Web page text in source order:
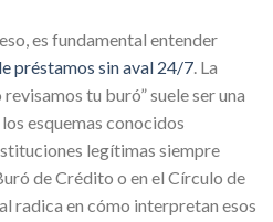
es fundamental entender
préstamos sin aval 24/7. La
tu buró” suele ser una
esquemas conocidos
legítimas siempre
de Crédito o en el Círculo de
radica en cómo interpretan esos